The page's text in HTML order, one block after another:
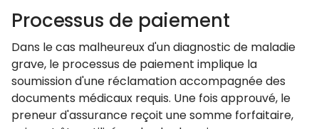
Processus de paiement
Dans le cas malheureux d'un diagnostic de maladie
grave, le processus de paiement implique la
soumission d'une réclamation accompagnée des
documents médicaux requis. Une fois approuvé, le
preneur d'assurance reçoit une somme forfaitaire,